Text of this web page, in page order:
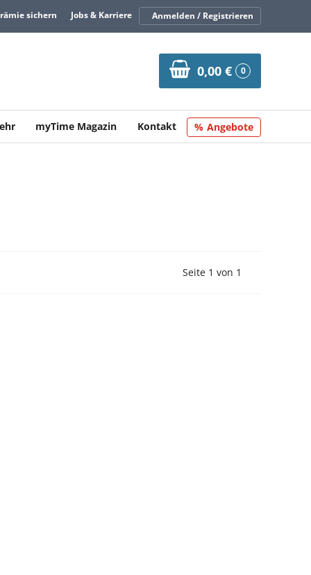
sichern Jobs & Karriere Anmelden / Registrieren
0,00 € 0
myTime Magazin Kontakt Angebote
Vorherige Seite
Seite 1 von 1